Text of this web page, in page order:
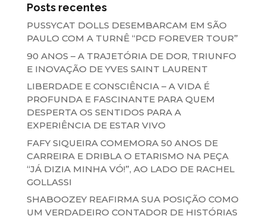
Posts recentes
PUSSYCAT DOLLS DESEMBARCAM EM SÃO
PAULO COM A TURNÊ “PCD FOREVER TOUR”
90 ANOS – A TRAJETÓRIA DE DOR, TRIUNFO
E INOVAÇÃO DE YVES SAINT LAURENT
LIBERDADE E CONSCIÊNCIA – A VIDA É
PROFUNDA E FASCINANTE PARA QUEM
DESPERTA OS SENTIDOS PARA A
EXPERIÊNCIA DE ESTAR VIVO
FAFY SIQUEIRA COMEMORA 50 ANOS DE
CARREIRA E DRIBLA O ETARISMO NA PEÇA
“JÁ DIZIA MINHA VÓ!”, AO LADO DE RACHEL
GOLLASSI
SHABOOZEY REAFIRMA SUA POSIÇÃO COMO
UM VERDADEIRO CONTADOR DE HISTÓRIAS